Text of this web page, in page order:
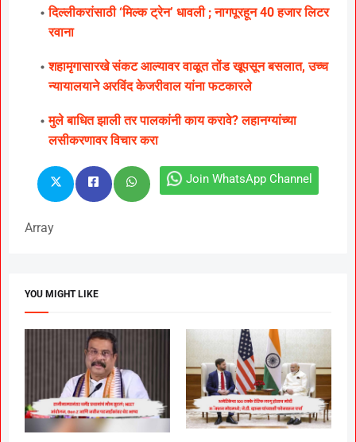
दिल्लीकरांसाठी ‘मिल्क ट्रेन’ धावली ; नागपूरहून 40 हजार लिटर
रवाना
शहामृगासारखे संकट आल्यावर वाळूत तोंड खूपसून बसलात, उच्च
न्यायालयाने अरविंद केजरीवाल यांना फटकारले
मुले बाधित झाली तर पालकांनी काय करावे? लहानग्यांच्या
लसीकरणावर विचार करा
Join WhatsApp Channel
Array
YOU MIGHT LIKE